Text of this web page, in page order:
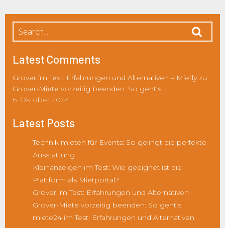
Latest Comments
Grover im Test: Erfahrungen und Alternativen – Mietlyzu
Grover-Miete vorzeitig beenden: So geht’s
6. Oktober 2024
Latest Posts
Technik mieten für Events: So gelingt die perfekte
Ausstattung
Kleinanzeigen im Test: Wie geeignet ist die
Plattform als Mietportal?
Grover im Test: Erfahrungen und Alternativen
Grover-Miete vorzeitig beenden: So geht’s
miete24 im Test: Erfahrungen und Alternativen